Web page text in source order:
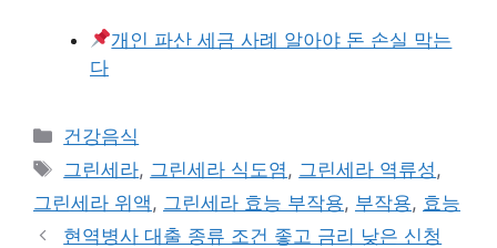
개인 파산 세금 사례 알아야 돈 손실 막는
다
카
테
리
건강음식
태
그
그린세라, 그린세라 식도염 , 그린세라 역류성 ,
그린세라 위액 , 그린세라 효능 부작용, 부작용, 효능
현역병사 대출 종류 조건 좋고 금리 낮은 신청